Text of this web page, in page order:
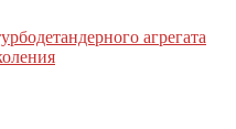
агрегата